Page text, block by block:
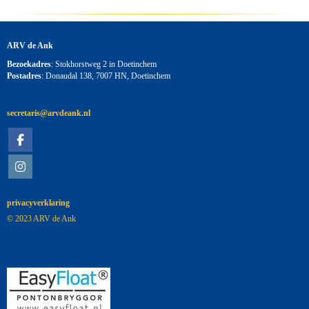
ARV de Ank
Bezoekadres: Stokhorstweg 2 in Doetinchem
Postadres: Donaudal 138, 7007 HN, Doetinchem
siraterces@arvdeank.nl
privacyverklaring
© 2023 ARV de Ank